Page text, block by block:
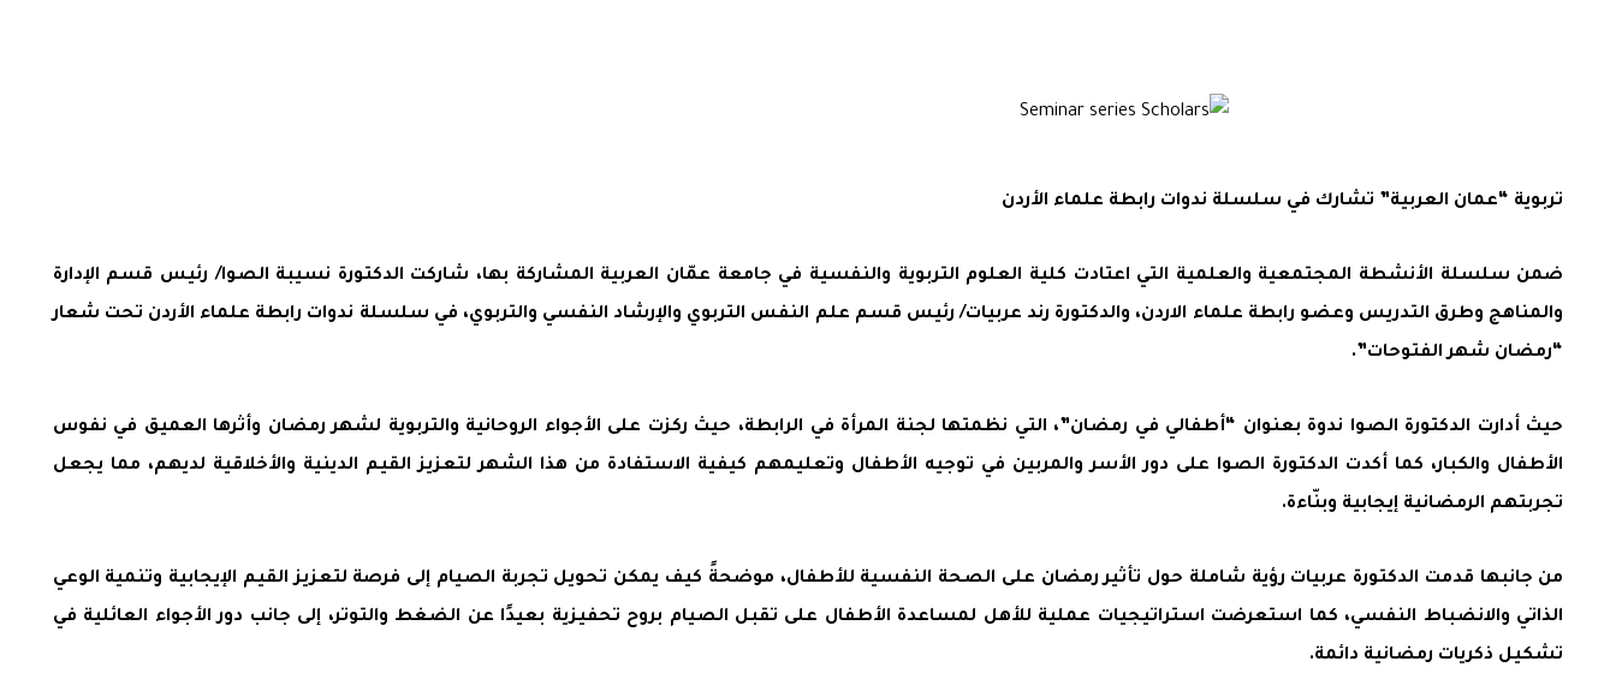
تربوية “عمان العربية” تشارك في سلسلة ندوات رابطة علماء الأردن
ضمن سلسلة الأنشطة المجتمعية والعلمية التي اعتادت كلية العلوم التربوية والنفسية في جامعة عمّان العربية المشاركة بها، شاركت الدكتورة نسيبة الصوا/ رئيس قسم الإدارة
والمناهج وطرق التدريس وعضو رابطة علماء الاردن، والدكتورة رند عربيات/ رئيس قسم علم النفس التربوي والإرشاد النفسي والتربوي، في سلسلة ندوات رابطة علماء الأردن تحت شعار
“رمضان شهر الفتوحات”.
حيث أدارت الدكتورة الصوا ندوة بعنوان “أطفالي في رمضان”، التي نظمتها لجنة المرأة في الرابطة، حيث ركزت على الأجواء الروحانية والتربوية لشهر رمضان وأثرها العميق في نفوس
الأطفال والكبار، كما أكدت الدكتورة الصوا على دور الأسر والمربين في توجيه الأطفال وتعليمهم كيفية الاستفادة من هذا الشهر لتعزيز القيم الدينية والأخلاقية لديهم، مما يجعل
تجربتهم الرمضانية إيجابية وبنّاءة.
من جانبها قدمت الدكتورة عربيات رؤية شاملة حول تأثير رمضان على الصحة النفسية للأطفال، موضحةً كيف يمكن تحويل تجربة الصيام إلى فرصة لتعزيز القيم الإيجابية وتنمية الوعي
الذاتي والانضباط النفسي، كما استعرضت استراتيجيات عملية للأهل لمساعدة الأطفال على تقبل الصيام بروح تحفيزية بعيدًا عن الضغط والتوتر، إلى جانب دور الأجواء العائلية في
تشكيل ذكريات رمضانية دائمة.